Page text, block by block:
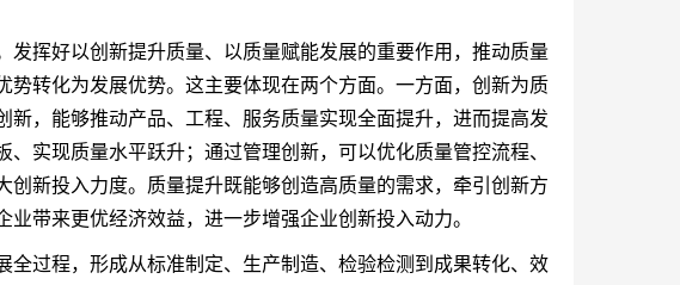
发挥好以创新提升质量、以质量赋能发展的重要作用，推动质量
转化为发展优势。这主要体现在两个方面。一方面，创新为质
，能够推动产品、工程、服务质量实现全面提升，进而提高发
实现质量水平跃升；通过管理创新，可以优化质量管控流程、
新投入力度。质量提升既能够创造高质量的需求，牵引创新方
带来更优经济效益，进一步增强企业创新投入动力。
全过程，形成从标准制定、生产制造、检验检测到成果转化、效